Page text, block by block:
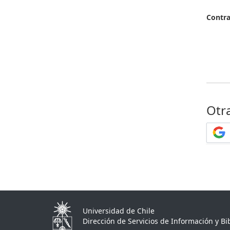
Universidad de Chile
Dirección de Servicios de Información y